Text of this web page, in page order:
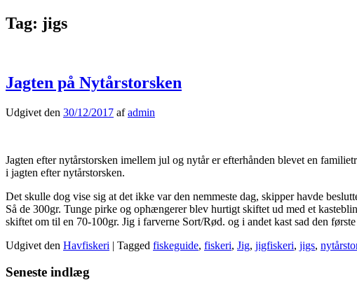
Tag: jigs
Jagten på Nytårstorsken
Udgivet den 30/12/2017 afadmin
Jagten efter nytårstorsken imellem jul og nytår er efterhånden blevet en
i jagten efter nytårstorsken.
Det skulle dog vise sig at det ikke var den nemmeste dag, skipper havde
Så de 300gr. Tunge pirke og ophængerer blev hurtigt skiftet ud med et
skiftet om til en 70-100gr. Jig i farverne Sort/Rød. og i andet kast sad den
Udgivet den Havfiskeri | Tagged fiskeguide, fiskeri, Jig, jigfiskeri, jigs,
Seneste indlæg